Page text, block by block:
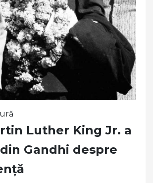
Luther King Jr. a
Gandhi despre